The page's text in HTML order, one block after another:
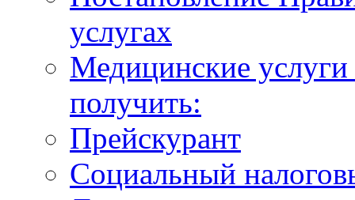
услугах
Медицинские
получить:
Прейскурант
Социальный